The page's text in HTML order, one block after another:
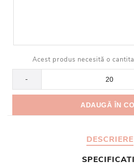
Acest produs necesită o
-
DESCRIERE